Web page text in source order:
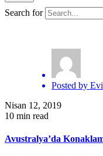
Search for
Posted by
Nisan 12, 2019
10 min read
Avustralya’da